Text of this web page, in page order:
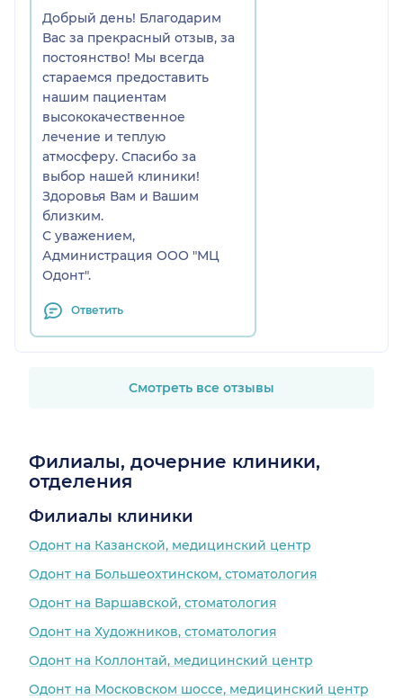
Добрый день! Благодарим
Вас за прекрасный отзыв, за
постоянство! Мы всегда
стараемся предоставить
нашим пациентам
высококачественное
лечение и теплую
атмосферу. Спасибо за
выбор нашей клиники!
Здоровья Вам и Вашим
близким.
С уважением,
Администрация ООО "МЦ
Одонт".
Ответить
Смотреть все отзывы
Филиалы, дочерние клиники,
отделения
Филиалы клиники
Одонт на Казанской, медицинский центр
Одонт на Большеохтинском, стоматология
Одонт на Варшавской, стоматология
Одонт на Художников, стоматология
Одонт на Коллонтай, медицинский центр
Одонт на Московском шоссе, медицинский центр